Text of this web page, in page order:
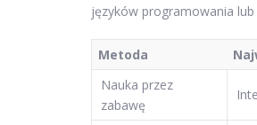
języków programowania
Metoda
Nauka przez
zabawę